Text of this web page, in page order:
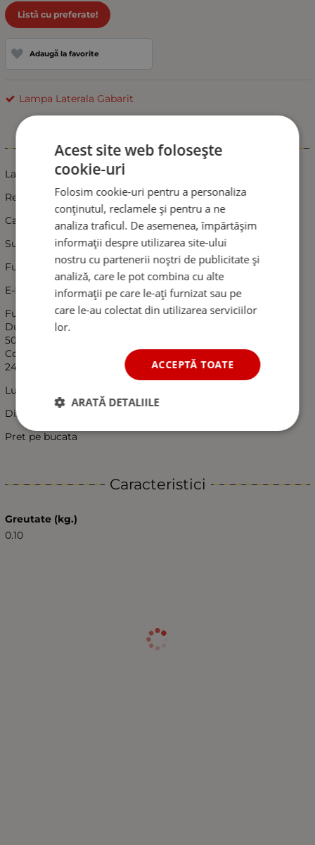
Listă cu preferate!
Adaugă la favorite
Lampa Laterala Gabarit
Informații
Lampa laterala cu suport 3 LED-uri 12V-24V Galben
Rezistent la apă
Cablaj de alimentare
Suportul se poate da jos.
Functioneaza de la 12 la 24V
E-Mark: E9
Functionare optima intre -40°C si 100°C
Durata de functionare in parametri normali aproximativ
50.000 ore
Consum redus de energie: la 12V(0,04A)/ 0,5W si la
24V(0,02A)/ 0,5W
Lungime 110mm; Latime cu suport 70mm
Distanta intre gauri 90mm
Pret pe bucata
Caracteristici
Greutate (kg.)
0.10
Acest site web folosește
cookie-uri
Folosim cookie-uri pentru a personaliza
conținutul, reclamele și pentru a ne
analiza traficul. De asemenea, împărtășim
informații despre utilizarea site-ului
nostru cu partenerii noștri de publicitate și
analiză, care le pot combina cu alte
informații pe care le-ați furnizat sau pe
care le-au colectat din utilizarea serviciilor
lor.
ACCEPTĂ TOATE
ARATĂ DETALIILE